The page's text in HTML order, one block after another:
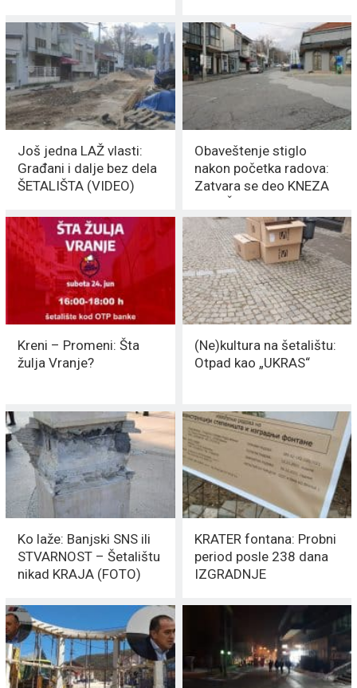
Još jedna LAŽ vlasti:
Građani i dalje bez dela
ŠETALIŠTA (VIDEO)
Obaveštenje stiglo
nakon početka radova:
Zatvara se deo KNEZA
MILOŠA
Kreni – Promeni: Šta
žulja Vranje?
(Ne)kultura na šetalištu:
Otpad kao „UKRAS“
Ko laže: Banjski SNS ili
STVARNOST – Šetalištu
nikad KRAJA (FOTO)
KRATER fontana: Probni
period posle 238 dana
IZGRADNJE